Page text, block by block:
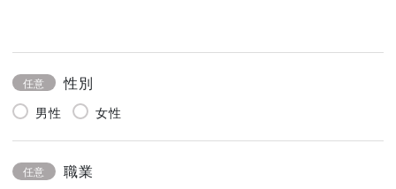
任意 性別
男性 女性
任意 職業